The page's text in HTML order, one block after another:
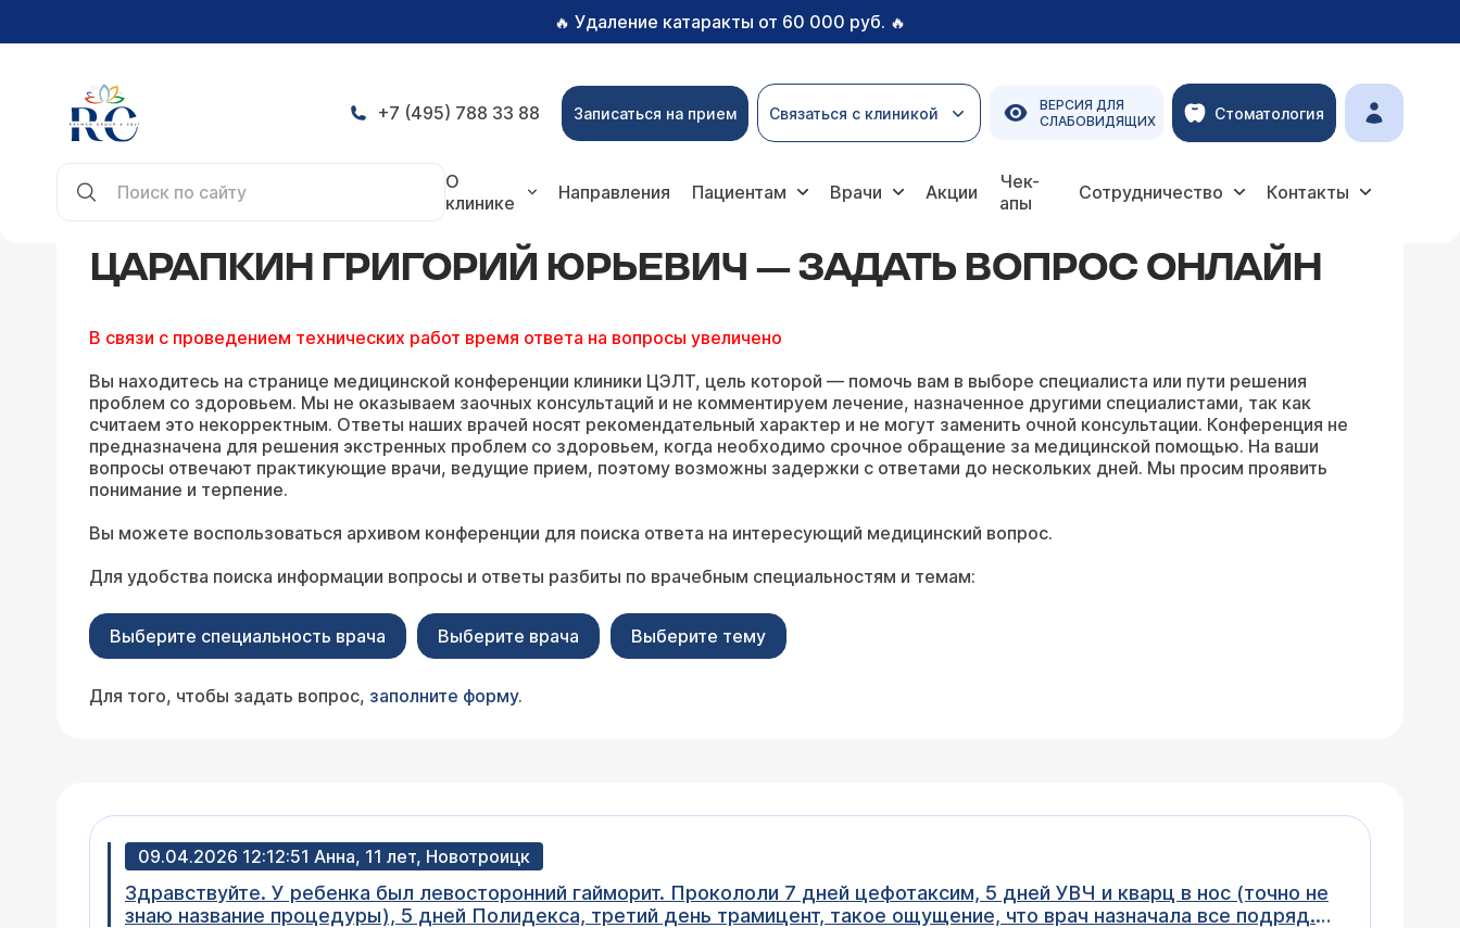
🔥 Удаление катаракты от 60 000 руб. 🔥
+7 (495) 788 33 88 Записаться на прием Связаться с клиникой
ВЕРСИЯ ДЛЯ
СЛАБОВИДЯЩИХ
Стоматология
О
клинике
Направления Пациентам Врачи Акции
Чек-
апы
Сотрудничество Контакты
ЦАРАПКИН ГРИГОРИЙ ЮРЬЕВИЧ — ЗАДАТЬ ВОПРОС ОНЛАЙН
В связи с проведением технических работ время ответа на вопросы увеличено
Вы находитесь на странице медицинской конференции клиники ЦЭЛТ, цель которой — помочь вам в выборе специалиста или пути решения
проблем со здоровьем. Мы не оказываем заочных консультаций и не комментируем лечение, назначенное другими специалистами, так как
считаем это некорректным. Ответы наших врачей носят рекомендательный характер и не могут заменить очной консультации. Конференция не
предназначена для решения экстренных проблем со здоровьем, когда необходимо срочное обращение за медицинской помощью. На ваши
вопросы отвечают практикующие врачи, ведущие прием, поэтому возможны задержки с ответами до нескольких дней. Мы просим проявить
понимание и терпение.
Вы можете воспользоваться архивом конференции для поиска ответа на интересующий медицинский вопрос.
Для удобства поиска информации вопросы и ответы разбиты по врачебным специальностям и темам:
Выберите специальность врача Выберите врача Выберите тему
Для того, чтобы задать вопрос, заполните форму.
09.04.2026 12:12:51 Анна, 11 лет, Новотроицк
Здравствуйте. У ребенка был левосторонний гайморит. Прокололи 7 дней цефотаксим, 5 дней УВЧ и кварц в нос (точно не
знаю название процедуры), 5 дней Полидекса, третий день трамицент, такое ощущение, что врач назначала все подряд.